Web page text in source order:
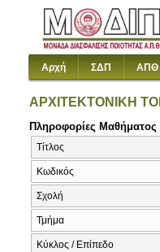
Αρχή ΣΔΠ ΑΠΘ
ΑΡΧΙΤΕΚΤΟΝΙΚΗ
Πληροφορίες Μαθήματος
Τίτλος
Κωδικός
Σχολή
Τμήμα
Κύκλος / Επίπεδο